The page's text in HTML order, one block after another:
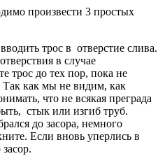
произвести 3 простых
трос в отверстие слива.
в случае
трос до тех пор, пока не
Так как мы не видим, как
что не всякая преграда
стык или изгиб труб.
до засора, немного
Если вновь уперлись в